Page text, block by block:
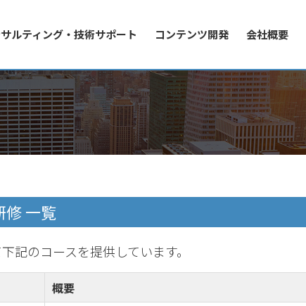
ルティング・技術サポート コンテンツ開発 会社概要
一覧
記のコースを提供しています。
概要